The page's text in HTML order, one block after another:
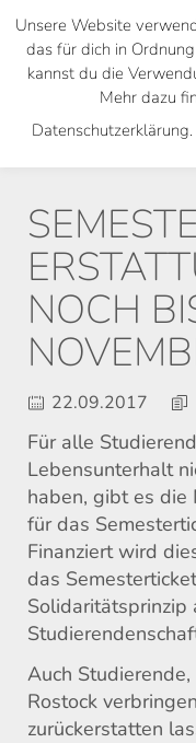
Skip
main
NOCH
22.09.2017
Für alle
Lebensunterhalt
haben, gibt es die
für das
Finanziert wird
das
Solidaritätsprinzip
Auch
Rostock
zurückerstatten
Unsere Website
das für dich in
kannst du die
Mehr dazu
Datenschutzerklärung.